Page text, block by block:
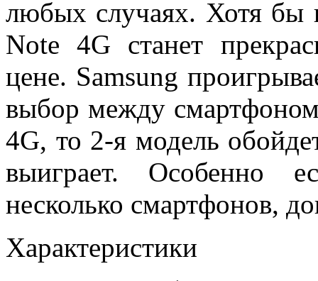
любых случаях. Хотя бы
Note 4G станет
цене. Samsung
выбор между
4G, то 2-я модель
выиграет. Особенно
несколько смартфонов,
Характеристики